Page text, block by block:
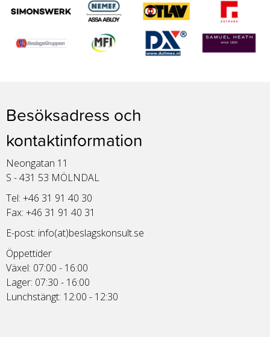
Besöksadress och
kontaktinformation
Neongatan 11
S - 431 53 MÖLNDAL
Tel: +46 31 91 40 30
Fax: +46 31 91 40 31
E-post: info(at)beslagskonsult.se
Öppettider
Växel: 07:00 - 16:00
Lager: 07:30 - 16:00
Lunchstängt: 12:00 - 12:30